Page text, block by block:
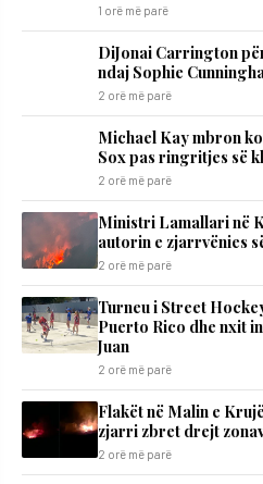
1 orë më parë
DiJonai Carrington
ndaj Sophie
2 orë më parë
Michael Kay mbron
Sox pas ringritjes së
2 orë më parë
Ministri Lamallari në
autorin e zjarrvënies
2 orë më parë
Turneu i Street
Puerto Rico dhe nxit
Juan
2 orë më parë
Flakët në Malin e
zjarri zbret drejt
2 orë më parë